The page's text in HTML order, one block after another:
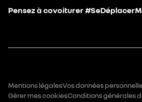
Pensez à covoiturer
Mentions légalesVos données
Gérer mes cookiesConditions générales